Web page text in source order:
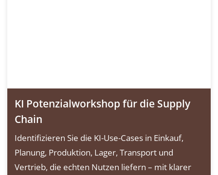
KI Potenzialworkshop für die Supply
Chain
Identifizieren Sie die KI-Use-Cases in Einkauf,
Planung, Produktion, Lager, Transport und
Vertrieb, die echten Nutzen liefern – mit klarer